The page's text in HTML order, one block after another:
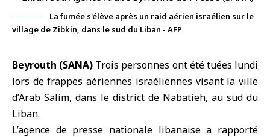
La fumée s'élève après un raid aérien israélien sur le
village de Zibkin, dans le sud du Liban - AFP
Beyrouth (SANA) Trois personnes ont été tuées lundi
lors defrappes aériennes israéliennes visant la ville
d’Arab Salim, dans le district de Nabatieh, au sud du
Liban.
L’agence de presse nationale libanaise a rapporté